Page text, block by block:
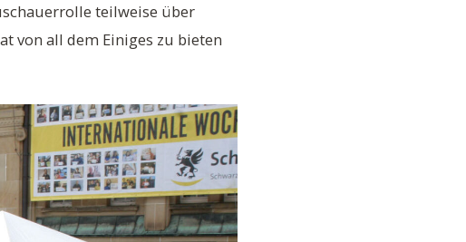
teilweise über
von all dem Einiges zu bieten